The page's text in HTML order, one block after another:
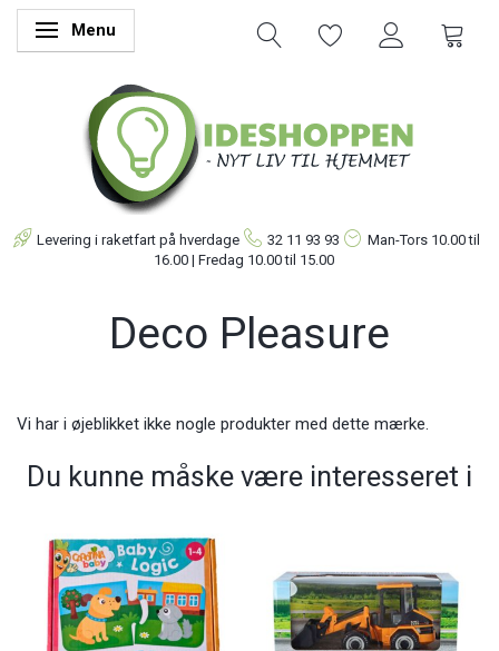
Skifte navigation
Menu
Levering i raketfart på hverdage 32 11 93 93 Man-Tors 10.00 til
16.00 | Fredag 10.00 til 15.00
Deco Pleasure
Vi har i øjeblikket ikke nogle produkter med dette mærke.
Du kunne måske være interesseret i